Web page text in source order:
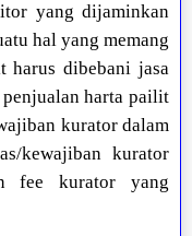
yang dijaminkan
hal yang memang
harus dibebani jasa
penjualan harta pailit
kurator dalam
kewajiban kurator
fee kurator yang